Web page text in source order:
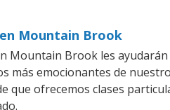
Mountain Brook
Mountain Brook les
más emocionantes de
que ofrecemos clases